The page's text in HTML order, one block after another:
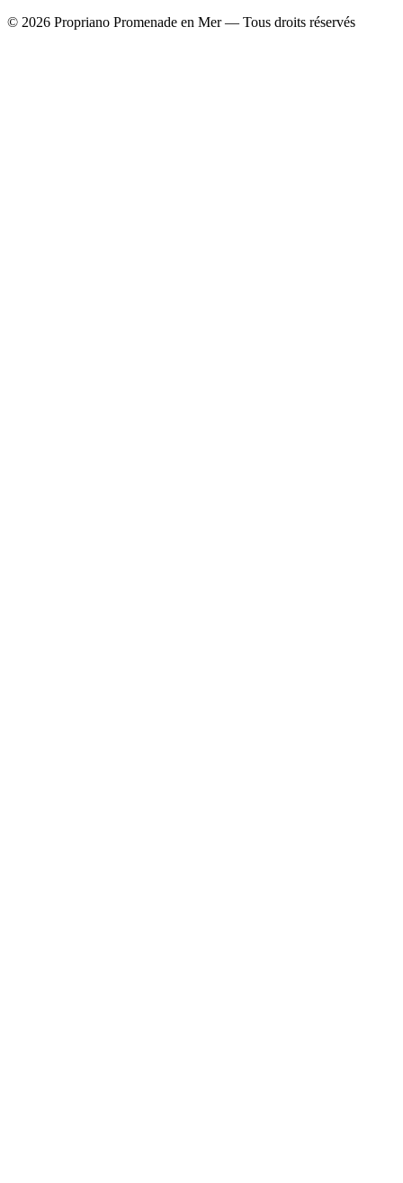
© 2026 Propriano Promenade en Mer — Tous droits réservés